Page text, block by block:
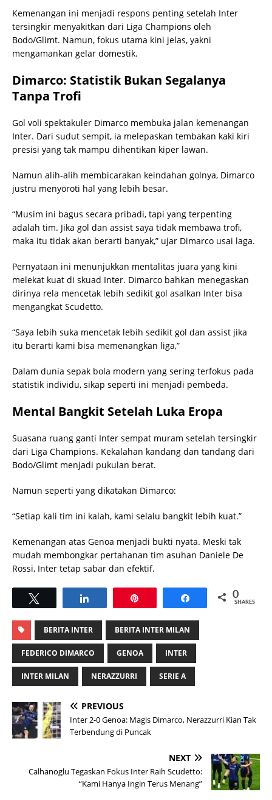
Kemenangan ini menjadi respons penting setelah Inter
tersingkir menyakitkan dari Liga Champions oleh
Bodo/Glimt. Namun, fokus utama kini jelas, yakni
mengamankan gelar domestik.
Dimarco: Statistik Bukan Segalanya
Tanpa Trofi
Gol voli spektakuler Dimarco membuka jalan kemenangan
Inter. Dari sudut sempit, ia melepaskan tembakan kaki kiri
presisi yang tak mampu dihentikan kiper lawan.
Namun alih-alih membicarakan keindahan golnya, Dimarco
justru menyoroti hal yang lebih besar.
“Musim ini bagus secara pribadi, tapi yang terpenting
adalah tim. Jika gol dan assist saya tidak membawa trofi,
maka itu tidak akan berarti banyak,” ujar Dimarco usai laga.
Pernyataan ini menunjukkan mentalitas juara yang kini
melekat kuat di skuad Inter. Dimarco bahkan menegaskan
dirinya rela mencetak lebih sedikit gol asalkan Inter bisa
mengangkat Scudetto.
“Saya lebih suka mencetak lebih sedikit gol dan assist jika
itu berarti kami bisa memenangkan liga,”
Dalam dunia sepak bola modern yang sering terfokus pada
statistik individu, sikap seperti ini menjadi pembeda.
Mental Bangkit Setelah Luka Eropa
Suasana ruang ganti Inter sempat muram setelah tersingkir
dari Liga Champions. Kekalahan kandang dan tandang dari
Bodo/Glimt menjadi pukulan berat.
Namun seperti yang dikatakan Dimarco:
“Setiap kali tim ini kalah, kami selalu bangkit lebih kuat.”
Kemenangan atas Genoa menjadi bukti nyata. Meski tak
mudah membongkar pertahanan tim asuhan Daniele De
Rossi, Inter tetap sabar dan efektif.
Share 0
SHARES
BERITA INTER BERITA INTER MILAN
FEDERICO DIMARCO GENOA INTER
INTER MILAN NERAZZURRI SERIE A
PREVIOUS
Inter 2-0 Genoa: Magis Dimarco, Nerazzurri Kian Tak
Terbendung di Puncak
NEXT
Calhanoglu Tegaskan Fokus Inter Raih Scudetto:
“Kami Hanya Ingin Terus Menang”